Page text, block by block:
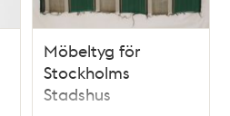
Möbeltyg för
Stockholms
Stadshus